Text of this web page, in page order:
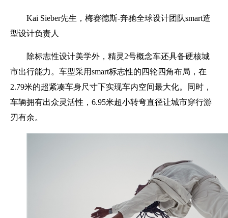
Kai Sieber先生，梅赛德斯-奔驰全球设计团队smart造
型设计负责人
除标志性设计美学外，精灵2号概念车还具备硬核城
市出行能力。车型采用smart标志性的四轮四角布局，在
2.79米的超紧凑车身尺寸下实现车内空间最大化。同时，
车辆拥有出众灵活性，6.95米超小转弯直径让城市穿行游
刃有余。